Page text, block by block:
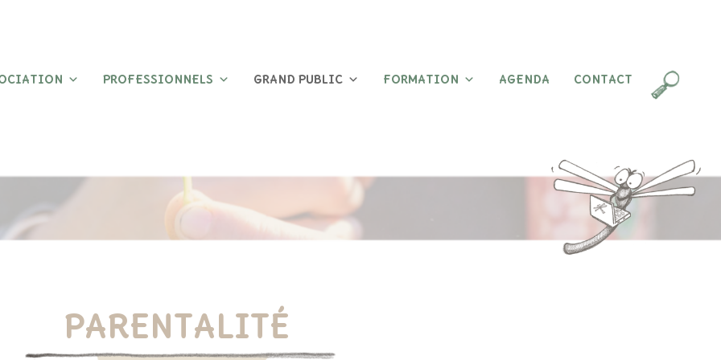
PROFESSIONNELS GRAND PUBLIC FORMATION AGENDA CONTACT
PARENTALITÉ